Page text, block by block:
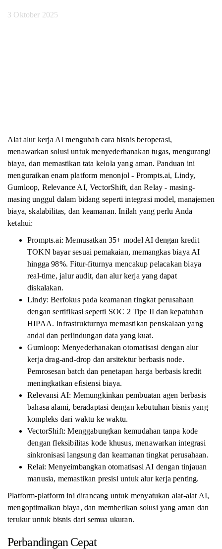
3 Oktober 2025
Alat alur kerja AI mengubah cara bisnis beroperasi,
menawarkan solusi untuk menyederhanakan tugas, mengurangi
biaya, dan memastikan tata kelola yang aman. Panduan ini
menguraikan enam platform menonjol - Prompts.ai, Lindy,
Gumloop, Relevance AI, VectorShift, dan Relay - masing-
masing unggul dalam bidang seperti integrasi model, manajemen
biaya, skalabilitas, dan keamanan. Inilah yang perlu Anda
ketahui:
Prompts.ai: Memusatkan 35+ model AI dengan kredit
TOKN bayar sesuai pemakaian, memangkas biaya AI
hingga 98%. Fitur-fiturnya mencakup pelacakan biaya
real-time, jalur audit, dan alur kerja yang dapat
diskalakan.
Lindy: Berfokus pada keamanan tingkat perusahaan
dengan sertifikasi seperti SOC 2 Tipe II dan kepatuhan
HIPAA. Infrastrukturnya memastikan penskalaan yang
andal dan perlindungan data yang kuat.
Gumloop: Menyederhanakan otomatisasi dengan alur
kerja drag-and-drop dan arsitektur berbasis node.
Pemrosesan batch dan penetapan harga berbasis kredit
meningkatkan efisiensi biaya.
Relevansi AI: Memungkinkan pembuatan agen berbasis
bahasa alami, beradaptasi dengan kebutuhan bisnis yang
kompleks dari waktu ke waktu.
VectorShift: Menggabungkan kemudahan tanpa kode
dengan fleksibilitas kode khusus, menawarkan integrasi
sinkronisasi langsung dan keamanan tingkat perusahaan.
Relai: Menyeimbangkan otomatisasi AI dengan tinjauan
manusia, memastikan presisi untuk alur kerja penting.
Platform-platform ini dirancang untuk menyatukan alat-alat AI,
mengoptimalkan biaya, dan memberikan solusi yang aman dan
terukur untuk bisnis dari semua ukuran.
Perbandingan Cepat